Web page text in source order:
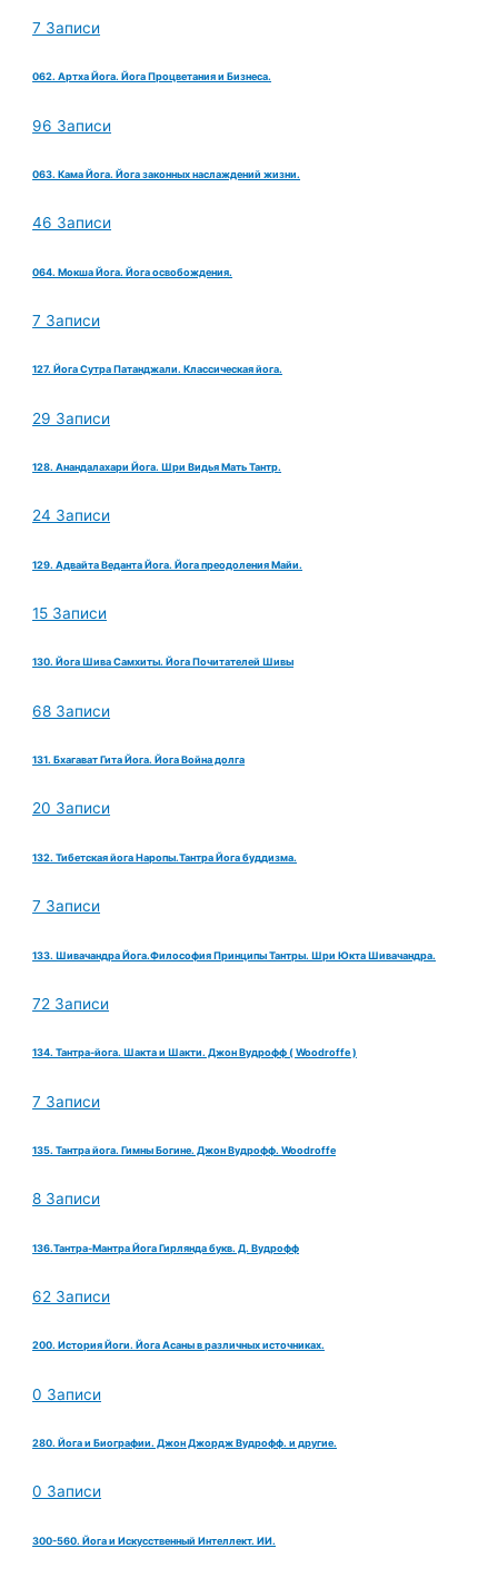
7 Записи
062. Артха Йога. Йога Процветания и Бизнеса.
96 Записи
063. Кама Йога. Йога законных наслаждений жизни.
46 Записи
064. Мокша Йога. Йога освобождения.
7 Записи
127. Йога Сутра Патанджали. Классическая йога.
29 Записи
128. Анандалахари Йога. Шри Видья Мать Тантр.
24 Записи
129. Адвайта Веданта Йога. Йога преодоления Майи.
15 Записи
130. Йога Шива Самхиты. Йога Почитателей Шивы
68 Записи
131. Бхагават Гита Йога. Йога Война долга
20 Записи
132. Тибетская йога Наропы.Тантра Йога буддизма.
7 Записи
133. Шивачандра Йога.Философия Принципы Тантры. Шри Юкта Шивачандра.
72 Записи
134. Тантра-йога. Шакта и Шакти. Джон Вудрофф ( Woodroffe )
7 Записи
135. Тантра йога. Гимны Богине. Джон Вудрофф. Woodroffe
8 Записи
136.Тантра-Мантра Йога Гирлянда букв. Д. Вудрофф
62 Записи
200. История Йоги. Йога Асаны в различных источниках.
0 Записи
280. Йога и Биографии. Джон Джордж Вудрофф. и другие.
0 Записи
300-560. Йога и Искусственный Интеллект. ИИ.